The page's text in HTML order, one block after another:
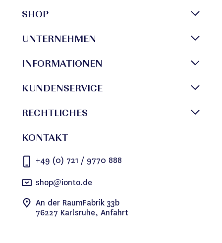
SHOP
UNTERNEHMEN
INFORMATIONEN
KUNDENSERVICE
RECHTLICHES
KONTAKT
+49 (0) 721 / 9770 888
shop@ionto.de
An der RaumFabrik 33b
76227 Karlsruhe, Anfahrt